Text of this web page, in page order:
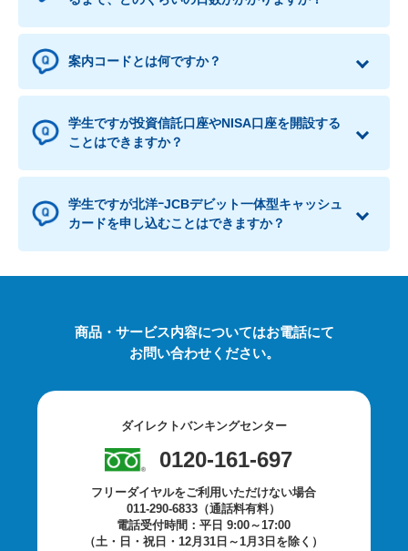
案内コードとは何ですか？
学生ですが投資信託口座やNISA口座を開設する
ことはできますか？
学生ですが北洋ｰJCBデビット一体型キャッシュ
カードを申し込むことはできますか？
商品・サービス内容についてはお電話にて
お問い合わせください。
ダイレクトバンキングセンター
0120-161-697
フリーダイヤルをご利用いただけない場合
011-290-6833（通話料有料）
電話受付時間：平日 9:00～17:00
（土・日・祝日・12月31日～1月3日を除く）